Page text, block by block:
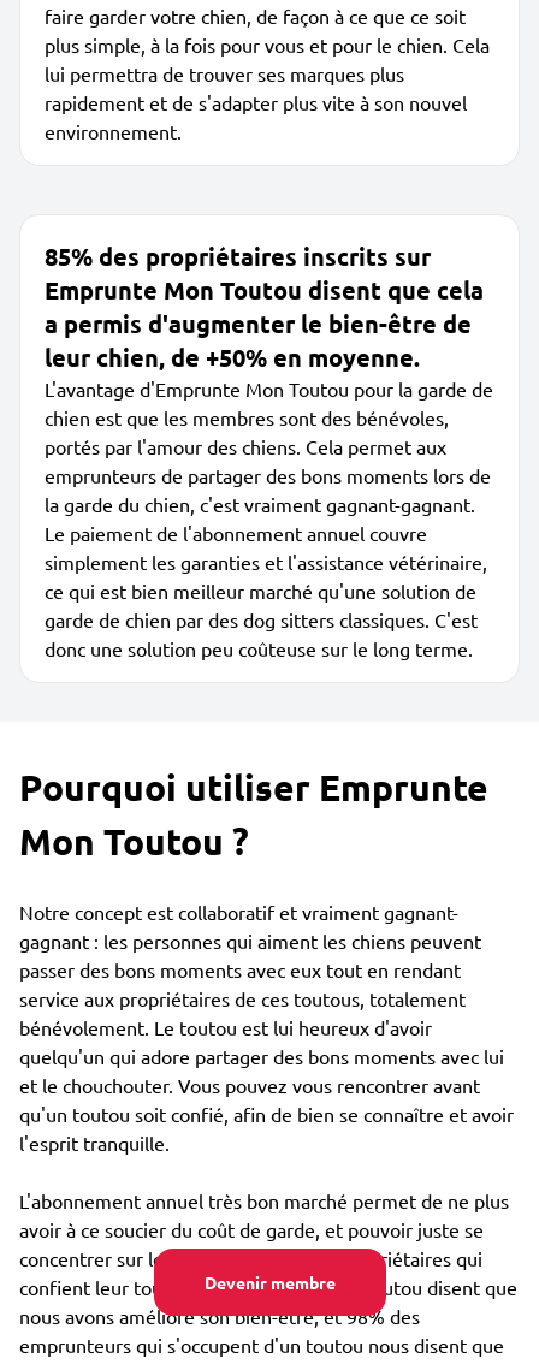
Devenir membre
faire garder votre chien, de façon à ce que ce soit
plus simple, à la fois pour vous et pour le chien. Cela
lui permettra de trouver ses marques plus
rapidement et de s'adapter plus vite à son nouvel
environnement.
85% des propriétaires inscrits sur
Emprunte Mon Toutou disent que cela
a permis d'augmenter le bien-être de
leur chien, de +50% en moyenne.
L'avantage d'Emprunte Mon Toutou pour la garde de
chien est que les membres sont des bénévoles,
portés par l'amour des chiens. Cela permet aux
emprunteurs de partager des bons moments lors de
la garde du chien, c'est vraiment gagnant-gagnant.
Le paiement de l'abonnement annuel couvre
simplement les garanties et l'assistance vétérinaire,
ce qui est bien meilleur marché qu'une solution de
garde de chien par des dog sitters classiques. C'est
donc une solution peu coûteuse sur le long terme.
Pourquoi utiliser Emprunte
Mon Toutou ?
Notre concept est collaboratif et vraiment gagnant-
gagnant : les personnes qui aiment les chiens peuvent
passer des bons moments avec eux tout en rendant
service aux propriétaires de ces toutous, totalement
bénévolement. Le toutou est lui heureux d'avoir
quelqu'un qui adore partager des bons moments avec lui
et le chouchouter. Vous pouvez vous rencontrer avant
qu'un toutou soit confié, afin de bien se connaître et avoir
l'esprit tranquille.
L'abonnement annuel très bon marché permet de ne plus
avoir à ce soucier du coût de garde, et pouvoir juste se
concentrer sur le bien-être : 85% des propriétaires qui
confient leur toutou par Emprunte Mon Toutou disent que
nous avons amélioré son bien-être, et 98% des
emprunteurs qui s'occupent d'un toutou nous disent que